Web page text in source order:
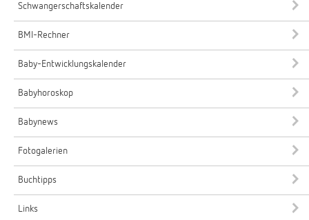
Schwangerschaftskalender
BMI-Rechner
Baby-Entwicklungskalender
Babyhoroskop
Babynews
Fotogalerien
Buchtipps
Links